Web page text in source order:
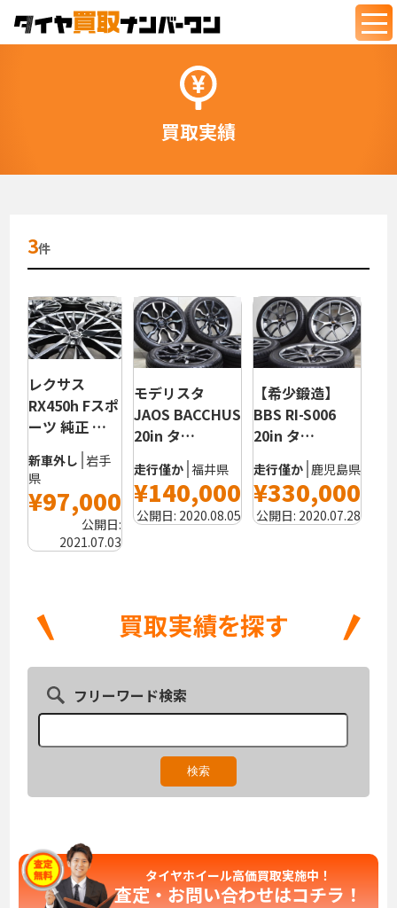
買取実績
3件
レクサス
RX450h Fスポ
ーツ 純正 …
新車外し 岩手
県
¥97,000
公開日:
2021.07.03
モデリスタ
JAOS BACCHUS
20in タ…
走行僅か 福井県
¥140,000
公開日: 2020.08.05
【希少鍛造】
BBS RI-S006
20in タ…
走行僅か 鹿児島県
¥330,000
公開日: 2020.07.28
フリーワード検索
タイヤホイール高価買取実施中！
査定・お問い合わせはコチラ！